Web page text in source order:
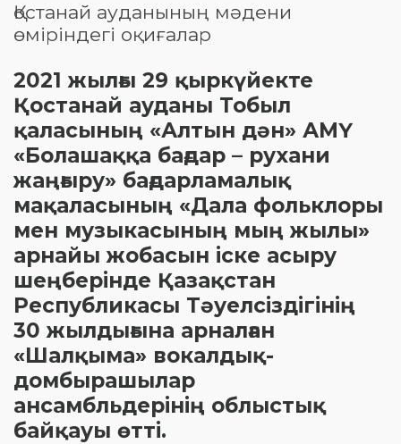
Қостанай ауданының мәдени
өміріндегі оқиғалар
2021 жылғы 29 қыркүйекте
Қостанай ауданы Тобыл
қаласының «Алтын дән» АМҮ
«Болашаққа бағдар – рухани
жаңғыру» бағдарламалық
мақаласының «Дала фольклоры
мен музыкасының мың жылы»
арнайы жобасын іске асыру
шеңберінде Қазақстан
Республикасы Тәуелсіздігінің
30 жылдығына арналған
«Шалқыма» вокалдық-
домбырашылар
ансамбльдерінің облыстық
байқауы өтті.